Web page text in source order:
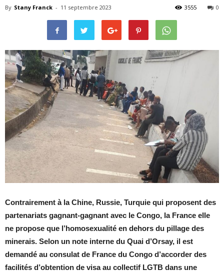
By Stany Franck - 11 septembre 2023 0
3555
Contrairement à la Chine, Russie, Turquie qui proposent des
partenariats gagnant-gagnant avec le Congo, la France elle
ne propose que l’homosexualité en dehors du pillage des
minerais. Selon un note interne du Quai d’Orsay, il est
demandé au consulat de France du Congo d’accorder des
facilités d’obtention de visa au collectif LGTB dans une